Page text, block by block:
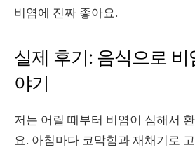
비염에 진짜 좋아요.
실제 후기: 음식으로 비
야기
저는 어릴 때부터 비염이 심해서
요. 아침마다 코막힘과 재채기로